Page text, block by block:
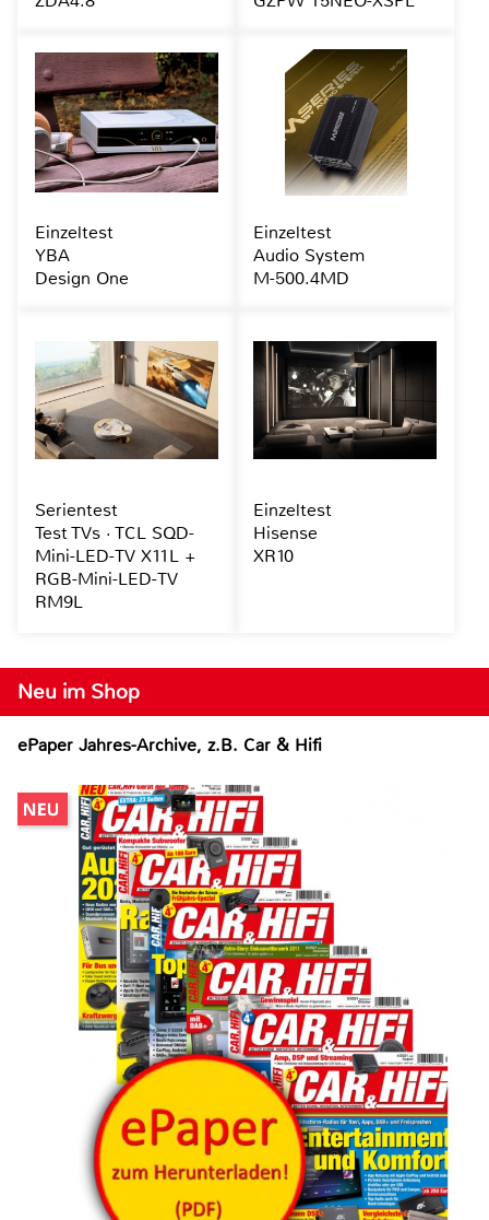
Neu im Shop
ePaper Jahres-Archive, z.B. Car & Hifi
Einzeltest
YBA
Design One
Einzeltest
Audio System
M-500.4MD
Serientest
Test TVs · TCL SQD-
Mini-LED-TV X11L +
RGB-Mini-LED-TV
RM9L
Einzeltest
Hisense
XR10